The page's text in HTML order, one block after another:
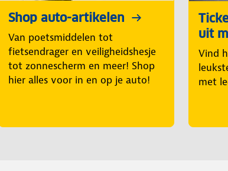
Shop auto-artikelen
Van poetsmiddelen tot
fietsendrager en veiligheidshesje
tot zonnescherm en meer! Shop
hier alles voor in en op je auto!
uit
Vind
met